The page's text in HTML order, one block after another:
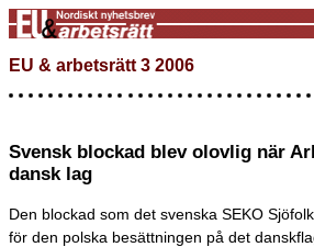
EU & arbetsrätt 3 2006
Svensk blockad blev olovlig när
dansk lag
Den blockad som det svenska SEKO
för den polska besättningen på det